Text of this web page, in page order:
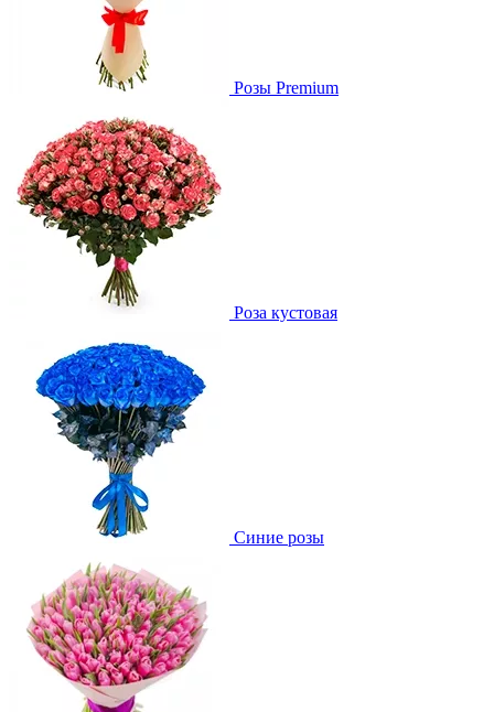
Розы Premium
Роза кустовая
Синие розы